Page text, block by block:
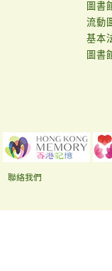
圖書
流動
基本
圖書
聯絡我們